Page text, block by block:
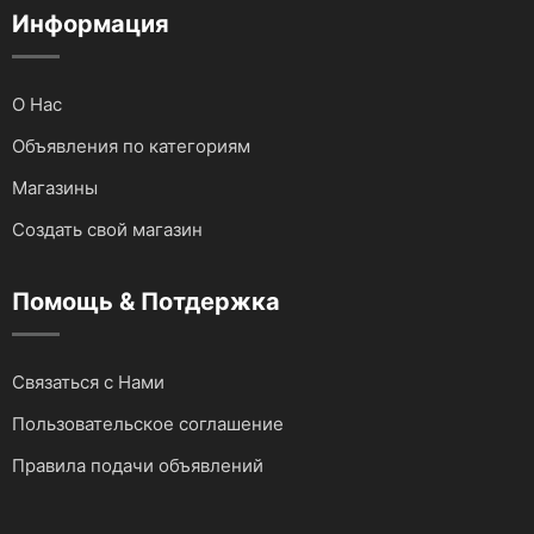
Информация
О Нас
Объявления по категориям
Магазины
Создать свой магазин
Помощь & Потдержка
Связаться с Нами
Пользовательское соглашение
Правила подачи объявлений